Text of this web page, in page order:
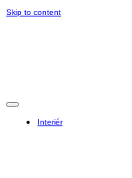
Skip to content
Interiér